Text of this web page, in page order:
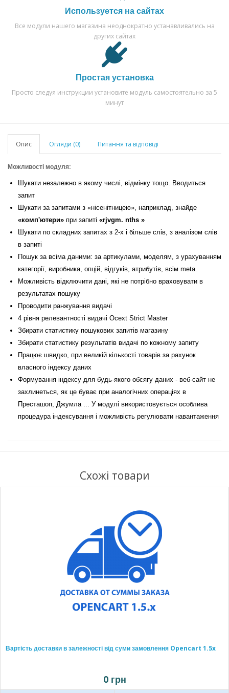
Используется на сайтах
Все модули нашего магазина неоднократно устанавливались на
других сайтах
Простая установка
Просто следуя инструкции установите модуль самостоятельно за 5
минут
Опис Огляди (0) Питання та відповіді
Можливості модуля:
Шукати незалежно в якому числі, відмінку тощо. Вводиться
запит
Шукати за запитами з «нісенітницею», наприклад, знайде
«комп'ютери» при запиті «rjvgm. nths »
Шукати по складних запитах з 2-х і більше слів, з аналізом слів
в запиті
Пошук за всіма даними: за артикулами, моделям, з урахуванням
категорії, виробника, опцій, відгуків, атрибутів, всім meta.
Можливість відключити дані, які не потрібно враховувати в
результатах пошуку
Проводити ранжування видачі
4 рівня релевантності видачі Ocext Strict Master
Збирати статистику пошукових запитів магазину
Збирати статистику результатів видачі по кожному запиту
Працює швидко, при великій кількості товарів за рахунок
власного індексу даних
Формування індексу для будь-якого обсягу даних - веб-сайт не
захлинеться, як це буває при аналогічних операціях в
Престашоп, Джумла ... У модулі використовується особлива
процедура індексування і можливість регулювати навантаження
Схожі товари
Вартість доставки в залежності від суми замовлення Opencart 1.5x
0 грн